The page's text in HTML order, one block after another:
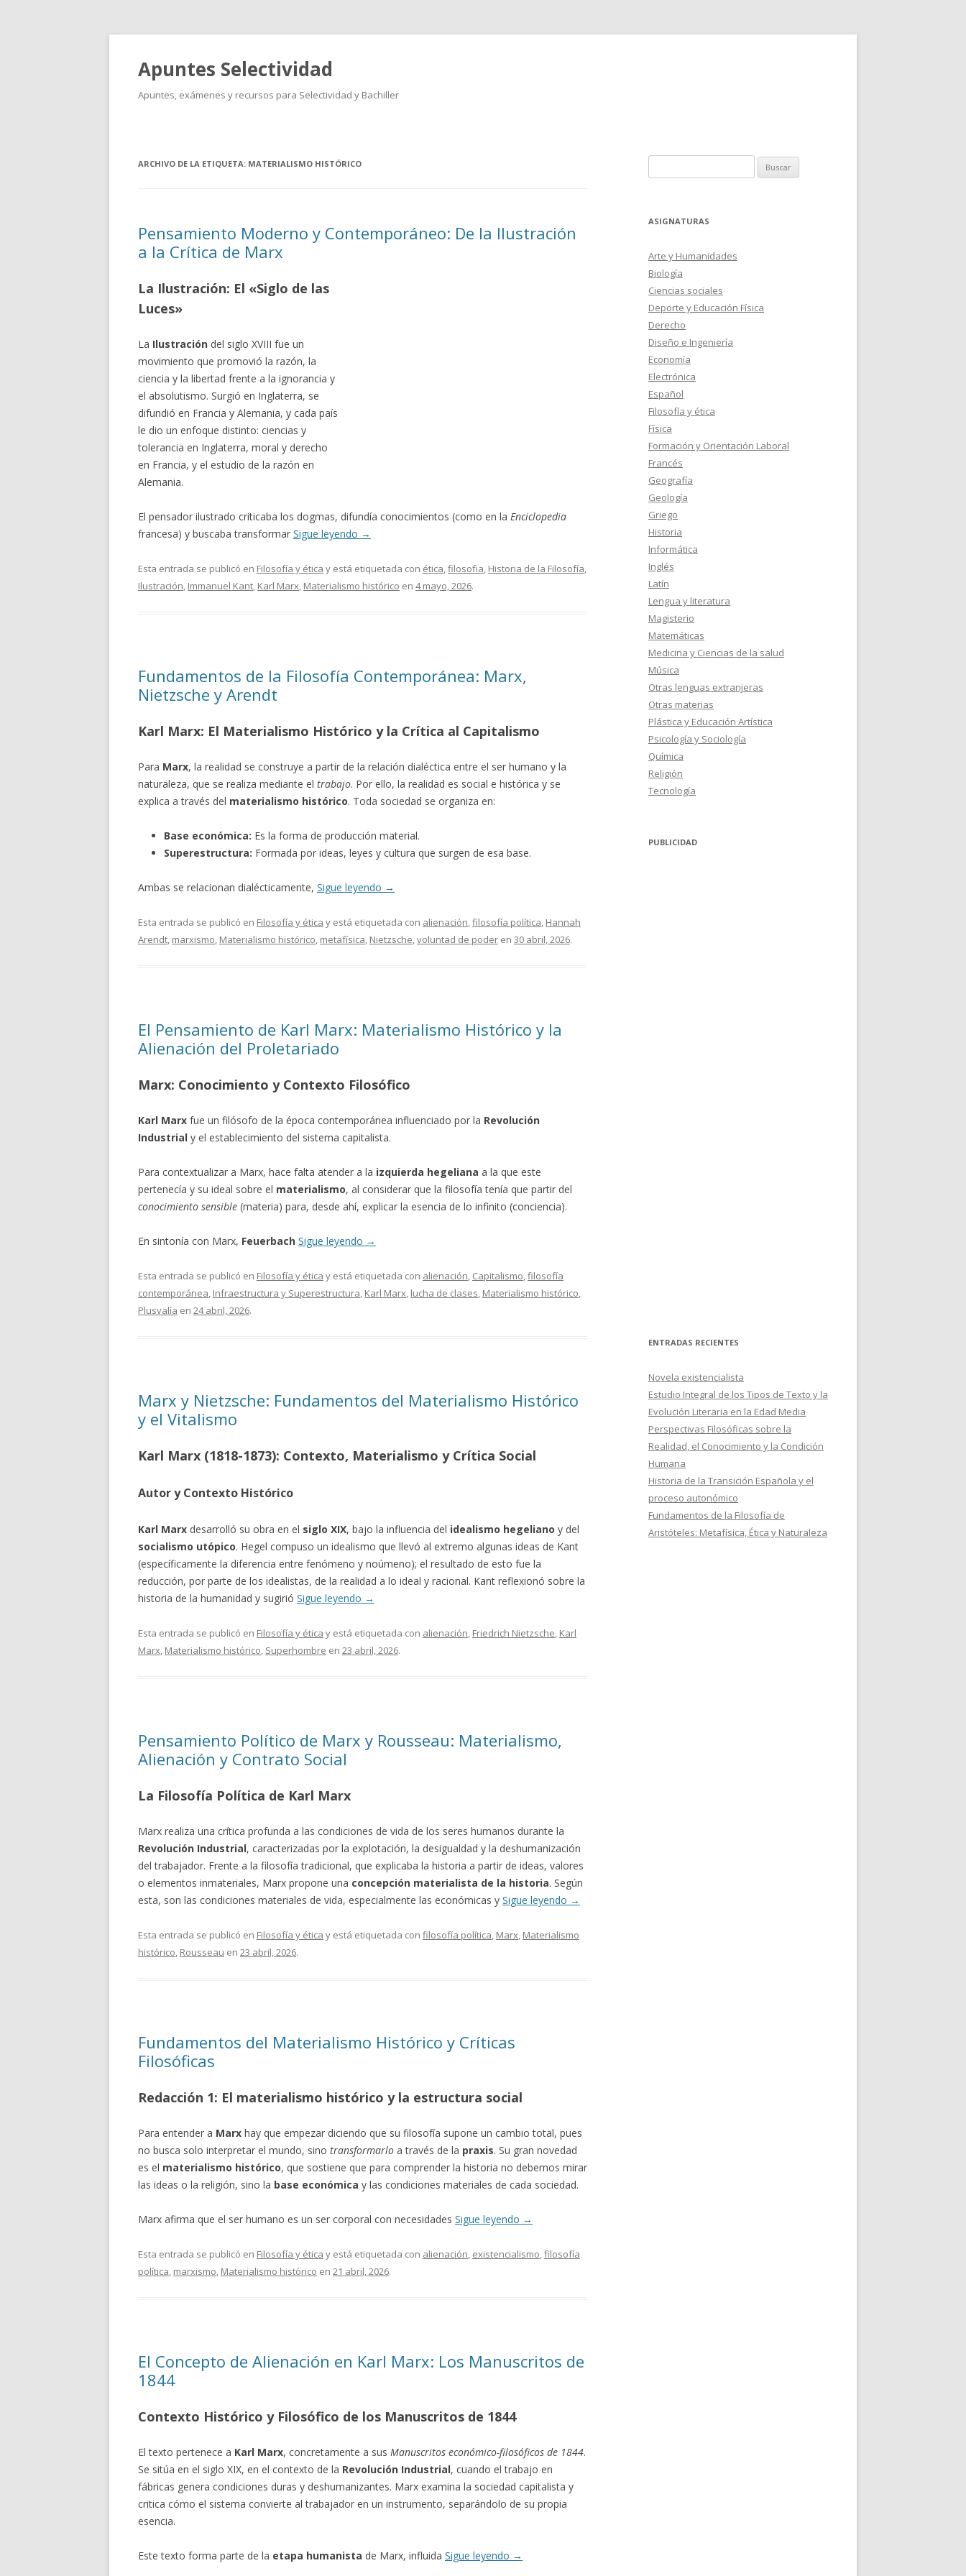
Apuntes Selectividad
Apuntes, exámenes y recursos para Selectividad y Bachiller
ARCHIVO DE LA ETIQUETA: MATERIALISMO HISTÓRICO
Pensamiento Moderno y Contemporáneo: De la Ilustración
a la Crítica de Marx
La Ilustración: El «Siglo de las
Luces»
La Ilustración del siglo XVIII fue un
movimiento que promovió la razón, la
ciencia y la libertad frente a la ignorancia y
el absolutismo. Surgió en Inglaterra, se
difundió en Francia y Alemania, y cada país
le dio un enfoque distinto: ciencias y
tolerancia en Inglaterra, moral y derecho
en Francia, y el estudio de la razón en
Alemania.
El pensador ilustrado criticaba los dogmas, difundía conocimientos (como en la Enciclopedia
francesa) y buscaba transformar Sigue leyendo →
Esta entrada se publicó en Filosofía y ética y está etiquetada con ética,filosofia, Historia de la Filosofía,
Ilustración, Immanuel Kant, Karl Marx, Materialismo histórico en 4 mayo, 2026.
Fundamentos de la Filosofía Contemporánea: Marx,
Nietzsche y Arendt
Karl Marx: El Materialismo Histórico y la Crítica al Capitalismo
Para Marx, la realidad se construye a partir de la relación dialéctica entre el ser humano y la
naturaleza, que se realiza mediante el trabajo. Por ello, la realidad es social e histórica y se
explica a través del materialismo histórico. Toda sociedad se organiza en:
Base económica: Es la forma de producción material.
Superestructura: Formada por ideas, leyes y cultura que surgen de esa base.
Ambas se relacionan dialécticamente, Sigue leyendo →
Esta entrada se publicó en Filosofía y ética y está etiquetada con alienación,filosofía política, Hannah
Arendt, marxismo, Materialismo histórico, metafísica, Nietzsche,voluntad de poder en 30 abril, 2026.
El Pensamiento de Karl Marx: Materialismo Histórico y la
Alienación del Proletariado
Marx: Conocimiento y Contexto Filosófico
Karl Marx fue un filósofo de la época contemporánea influenciado por la Revolución
Industrial y el establecimiento del sistema capitalista.
Para contextualizar a Marx, hace falta atender a la izquierda hegeliana a la que este
pertenecía y su ideal sobre el materialismo, al considerar que la filosofía tenía que partir del
conocimiento sensible (materia) para, desde ahí, explicar la esencia de lo infinito (conciencia).
En sintonía con Marx, Feuerbach Sigue leyendo →
Esta entrada se publicó en Filosofía y ética y está etiquetada con alienación, Capitalismo,filosofía
contemporánea, Infraestructura y Superestructura, Karl Marx, lucha de clases, Materialismo histórico,
Plusvalía en 24 abril, 2026.
Marx y Nietzsche: Fundamentos del Materialismo Histórico
y el Vitalismo
Karl Marx (1818-1873): Contexto, Materialismo y Crítica Social
Autor y Contexto Histórico
Karl Marx desarrolló su obra en el siglo XIX, bajo la influencia del idealismo hegeliano y del
socialismo utópico. Hegel compuso un idealismo que llevó al extremo algunas ideas de Kant
(específicamente la diferencia entre fenómeno y noúmeno); el resultado de esto fue la
reducción, por parte de los idealistas, de la realidad a lo ideal y racional. Kant reflexionó sobre la
historia de la humanidad y sugirió Sigue leyendo →
Esta entrada se publicó en Filosofía y ética y está etiquetada con alienación, Friedrich Nietzsche, Karl
Marx, Materialismo histórico, Superhombre en 23 abril, 2026.
Pensamiento Político de Marx y Rousseau: Materialismo,
Alienación y Contrato Social
La Filosofía Política de Karl Marx
Marx realiza una crítica profunda a las condiciones de vida de los seres humanos durante la
Revolución Industrial, caracterizadas por la explotación, la desigualdad y la deshumanización
del trabajador. Frente a la filosofía tradicional, que explicaba la historia a partir de ideas, valores
o elementos inmateriales, Marx propone una concepción materialista de la historia. Según
esta, son las condiciones materiales de vida, especialmente las económicas y Sigue leyendo →
Esta entrada se publicó en Filosofía y ética y está etiquetada con filosofía política, Marx, Materialismo
histórico, Rousseau en 23 abril, 2026.
Fundamentos del Materialismo Histórico y Críticas
Filosóficas
Redacción 1: El materialismo histórico y la estructura social
Para entender a Marx hay que empezar diciendo que su filosofía supone un cambio total, pues
no busca solo interpretar el mundo, sino transformarlo a través de la praxis. Su gran novedad
es el materialismo histórico, que sostiene que para comprender la historia no debemos mirar
las ideas o la religión, sino la base económica y las condiciones materiales de cada sociedad.
Marx afirma que el ser humano es un ser corporal con necesidades Sigue leyendo →
Esta entrada se publicó en Filosofía y ética y está etiquetada con alienación, existencialismo,filosofía
política, marxismo, Materialismo histórico en 21 abril, 2026.
El Concepto de Alienación en Karl Marx: Los Manuscritos de
1844
Contexto Histórico y Filosófico de los Manuscritos de 1844
El texto pertenece a Karl Marx, concretamente a sus Manuscritos económico-filosóficos de 1844.
Se sitúa en el siglo XIX, en el contexto de la Revolución Industrial, cuando el trabajo en
fábricas genera condiciones duras y deshumanizantes. Marx examina la sociedad capitalista y
critica cómo el sistema convierte al trabajador en un instrumento, separándolo de su propia
esencia.
Este texto forma parte de la etapa humanista de Marx, influida Sigue leyendo →
ASIGNATURAS
Arte y Humanidades
Biología
Ciencias sociales
Deporte y Educación Física
Derecho
Diseño e Ingeniería
Economía
Electrónica
Español
Filosofía y ética
Física
Formación y Orientación Laboral
Francés
Geografía
Geología
Griego
Historia
Informática
Inglés
Latín
Lengua y literatura
Magisterio
Matemáticas
Medicina y Ciencias de la salud
Música
Otras lenguas extranjeras
Otras materias
Plástica y Educación Artística
Psicología y Sociología
Química
Religión
Tecnología
PUBLICIDAD
ENTRADAS RECIENTES
Novela existencialista
Estudio Integral de los Tipos de Texto y la
Evolución Literaria en la Edad Media
Perspectivas Filosóficas sobre la
Realidad, el Conocimiento y la Condición
Humana
Historia de la Transición Española y el
proceso autonómico
Fundamentos de la Filosofía de
Aristóteles: Metafísica, Ética y Naturaleza